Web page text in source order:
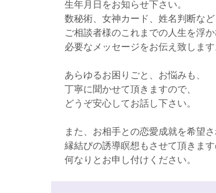
生年月日をお知らせ下さい。
数秘術、女神カード、姓名判断など
ご相談者様のこれまでの人生を浮か
必要なメッセージをお伝え致します
あらゆるお困りごと、お悩みも、
丁寧に聞かせて頂きますので、
どうぞ安心してお話し下さい。
また、お相手との恋愛成就を希望さ
縁結びの誘導瞑想もさせて頂きます
何なりとお申し付けください。